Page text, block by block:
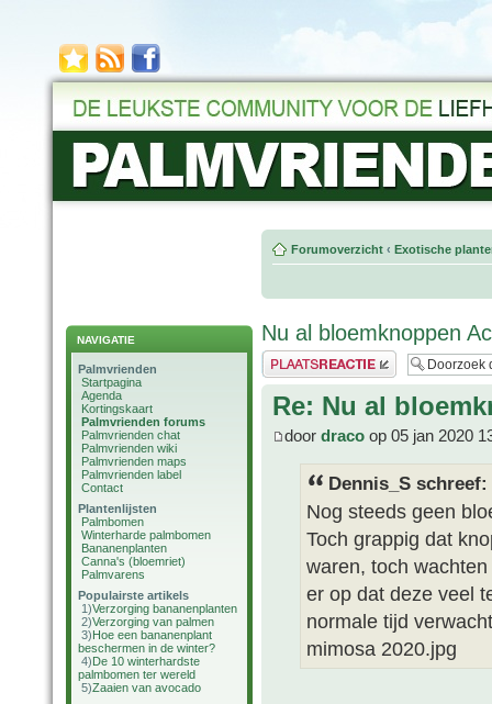
NAVIGATIE
Palmvrienden
Startpagina
Agenda
Kortingskaart
Palmvrienden forums
Palmvrienden chat
Palmvrienden wiki
Palmvrienden maps
Palmvrienden label
Contact
Plantenlijsten
Palmbomen
Winterharde palmbomen
Bananenplanten
Canna's (bloemriet)
Palmvarens
Populairste artikels
1)Verzorging bananenplanten
2)Verzorging van palmen
3)Hoe een bananenplant
beschermen in de winter?
4)De 10 winterhardste
palmbomen ter wereld
5)Zaaien van avocado
Forumoverzicht ‹ Exotische
Nu al bloemknoppen
Plaats een reactie
Re: Nu al
door draco op 05 jan 2020
Dennis_S schreef:
Nog steeds geen
Toch grappig dat
waren, toch
er op dat deze veel
normale tijd
mimosa 2020.jpg